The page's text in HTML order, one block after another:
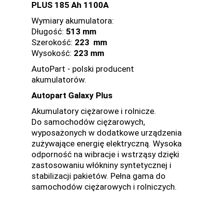
PLUS 185 Ah 1100A
Wymiary akumulatora:
Długość: 513 mm
Szerokość: 223 mm
Wysokość: 223 mm
AutoPart - polski producent
akumulatorów.
Autopart Galaxy Plus
Akumulatory ciężarowe i rolnicze.
Do samochodów ciężarowych,
wyposażonych w dodatkowe urządzenia
zużywające energię elektryczną. Wysoka
odporność na wibracje i wstrząsy dzięki
zastosowaniu włókniny syntetycznej i
stabilizacji pakietów. Pełna gama do
samochodów ciężarowych i rolniczych.